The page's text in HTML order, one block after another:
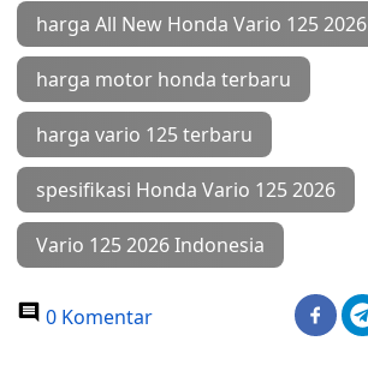
harga All New Honda Vario 125 2026
harga motor honda terbaru
harga vario 125 terbaru
spesifikasi Honda Vario 125 2026
Vario 125 2026 Indonesia
0 Komentar